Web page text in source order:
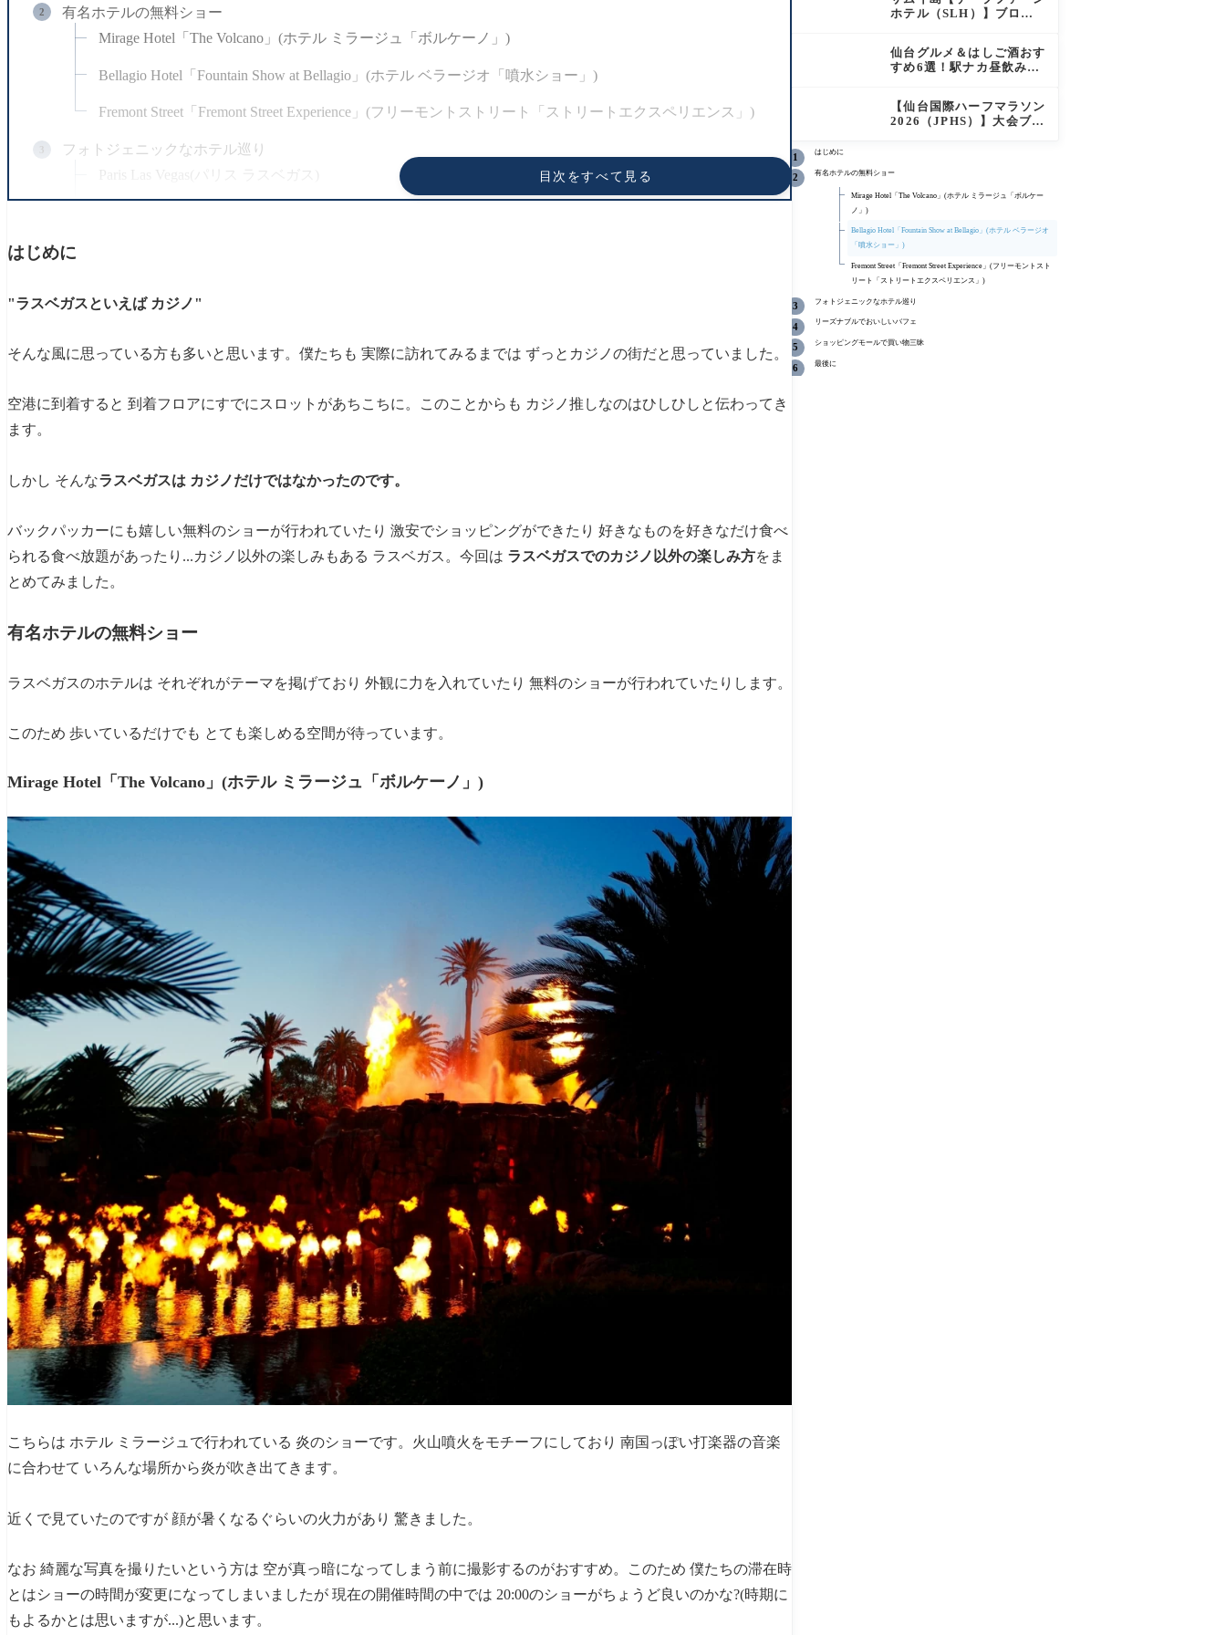
目次をすべて見る
有名ホテルの無料ショー
Mirage Hotel「The Volcano」(ホテル ミラージュ「ボルケーノ」)
Bellagio Hotel「Fountain Show at Bellagio」(ホテル ベラージオ「噴水ショー」)
Fremont Street「Fremont Street Experience」(フリーモントストリート「ストリートエクスペリエンス」)
フォトジェニックなホテル巡り
Paris Las Vegas(パリス ラスベガス)
Spice Market Buffet(スパイス マーケット バフェ)
ショッピングモールで買い物三昧
最後に
はじめに
"ラスベガスといえば カジノ"
そんな風に思っている方も多いと思います。僕たちも 実際に訪れてみるまでは ずっとカジノの街だと思っていました。
空港に到着すると 到着フロアにすでにスロットがあちこちに。このことからも カジノ推しなのはひしひしと伝わってき
ます。
しかし そんなラスベガスは カジノだけではなかったのです。
バックパッカーにも嬉しい無料のショーが行われていたり 激安でショッピングができたり 好きなものを好きなだけ食べ
られる食べ放題があったり...カジノ以外の楽しみもある ラスベガス。今回は ラスベガスでのカジノ以外の楽しみ方をま
とめてみました。
有名ホテルの無料ショー
ラスベガスのホテルは それぞれがテーマを掲げており 外観に力を入れていたり 無料のショーが行われていたりします。
このため 歩いているだけでも とても楽しめる空間が待っています。
Mirage Hotel「The Volcano」(ホテル ミラージュ「ボルケーノ」)
こちらは ホテル ミラージュで行われている 炎のショーです。火山噴火をモチーフにしており 南国っぽい打楽器の音楽
に合わせて いろんな場所から炎が吹き出てきます。
近くで見ていたのですが 顔が暑くなるぐらいの火力があり 驚きました。
なお 綺麗な写真を撮りたいという方は 空が真っ暗になってしまう前に撮影するのがおすすめ。このため 僕たちの滞在時
とはショーの時間が変更になってしまいましたが 現在の開催時間の中では 20:00のショーがちょうど良いのかな?(時期に
もよるかとは思いますが...)と思います。
徹底レポート
ホテル（SLH）】ブログ
ランド過ごす極上おこもり
ステイ！
仙台グルメ＆はしご酒おす
すめ6選！駅ナカ昼飲みか
ーまで実食レビュー
【仙台国際ハーフマラソン
2026（JPHS）】大会ブロ
はじめに
有名ホテルの無料ショー
Mirage Hotel「The Volcano」(ホテル ミラージュ「ボルケー
ノ」)
Bellagio Hotel「Fountain Show at Bellagio」(ホテル ベラージオ
「噴水ショー」)
Fremont Street「Fremont Street Experience」(フリーモントスト
リート「ストリートエクスペリエンス」)
フォトジェニックなホテル巡り
リーズナブルでおいしいバフェ
ショッピングモールで買い物三昧
最後に